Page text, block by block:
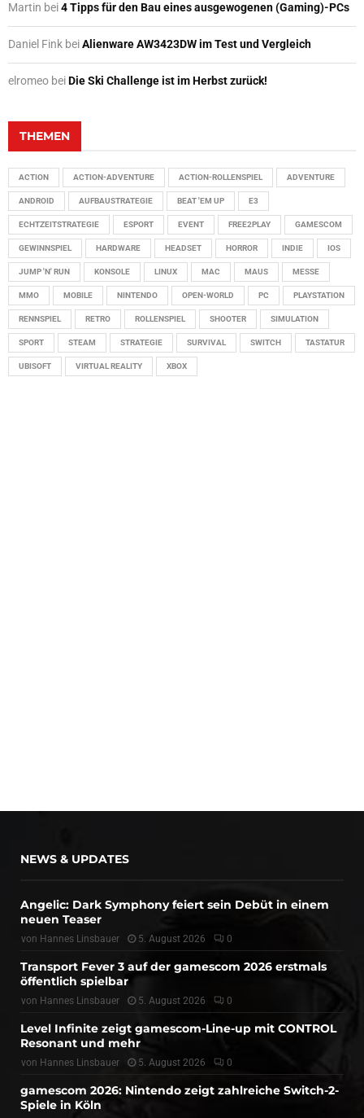
Martin bei4 Tipps für den Bau eines ausgewogenen (Gaming)-PCs
Daniel Fink beiAlienware AW3423DW im Test und Vergleich
elromeo beiDie Ski Challenge ist im Herbst zurück!
THEMEN
ACTION ACTION-ADVENTURE ACTION-ROLLENSPIEL ADVENTURE
ANDROID AUFBAUSTRATEGIE BEAT 'EM UP E3
ECHTZEITSTRATEGIE ESPORT EVENT FREE2PLAY GAMESCOM
GEWINNSPIEL HARDWARE HEADSET HORROR INDIE IOS
JUMP 'N' RUN KONSOLE LINUX MAC MAUS MESSE
MMO MOBILE NINTENDO OPEN-WORLD PC PLAYSTATION
RENNSPIEL RETRO ROLLENSPIEL SHOOTER SIMULATION
SPORT STEAM STRATEGIE SURVIVAL SWITCH TASTATUR
UBISOFT VIRTUAL REALITY XBOX
NEWS & UPDATES
Angelic: Dark Symphony feiert sein Debüt in einem
neuen Teaser
von Hannes Linsbauer 5. August 2026 0
Transport Fever 3 auf der gamescom 2026 erstmals
öffentlich spielbar
von Hannes Linsbauer 5. August 2026 0
Level Infinite zeigt gamescom-Line-up mit CONTROL
Resonant und mehr
von Hannes Linsbauer 5. August 2026 0
gamescom 2026: Nintendo zeigt zahlreiche Switch-2-
Spiele in Köln